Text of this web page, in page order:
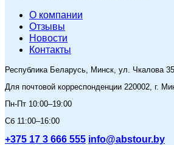
O компании
Отзывы
Новости
Контакты
Республика Беларусь, Минск, ул. Чкалова 35
Для почтовой корреспонденции 220002, г.
Пн-Пт 10:00–19:00
Сб 11:00–16:00
+375 17 3 666 555 info@abstour.by